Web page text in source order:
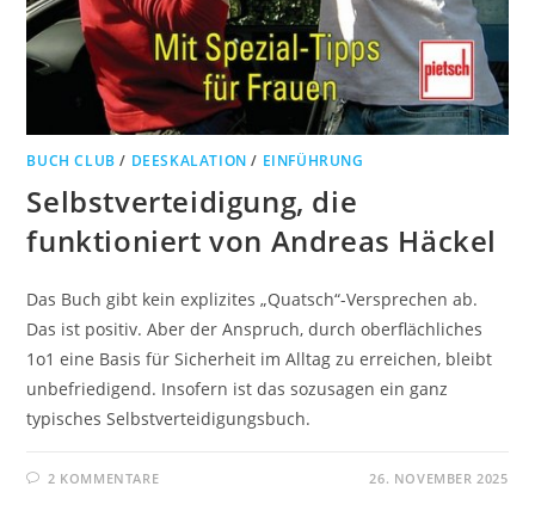
BUCH CLUB / DEESKALATION / EINFÜHRUNG
Selbstverteidigung, die
funktioniert von Andreas Häckel
Das Buch gibt kein explizites „Quatsch“-Versprechen ab.
Das ist positiv. Aber der Anspruch, durch oberflächliches
1o1 eine Basis für Sicherheit im Alltag zu erreichen, bleibt
unbefriedigend. Insofern ist das sozusagen ein ganz
typisches Selbstverteidigungsbuch.
2 KOMMENTARE 26. NOVEMBER 2025